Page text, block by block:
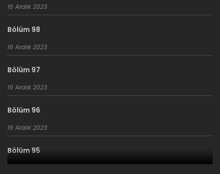
16 Aralık 2023
Bölüm 98
16 Aralık 2023
Bölüm 97
16 Aralık 2023
Bölüm 96
16 Aralık 2023
Bölüm 95